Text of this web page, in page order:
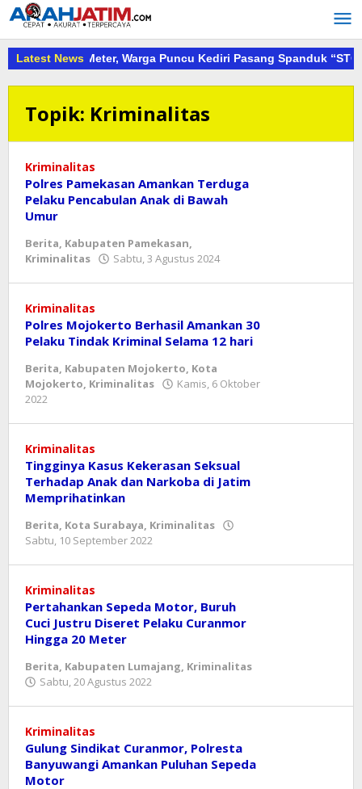
Lewati
ke
konten
Latest News
Capai 30 Meter, Warga Puncu Kediri Pasang Spanduk “STOP
Topik: Kriminalitas
Kriminalitas
Polres Pamekasan Amankan Terduga
Pelaku Pencabulan Anak di Bawah
Umur
Berita, Kabupaten Pamekasan,
Kriminalitas
Sabtu, 3 Agustus 2024
Kriminalitas
Polres Mojokerto Berhasil Amankan 30
Pelaku Tindak Kriminal Selama 12 hari
Berita, Kabupaten Mojokerto, Kota
Mojokerto, Kriminalitas
Kamis, 6 Oktober
2022
Kriminalitas
Tingginya Kasus Kekerasan Seksual
Terhadap Anak dan Narkoba di Jatim
Memprihatinkan
Berita, Kota Surabaya, Kriminalitas
Sabtu, 10 September 2022
Kriminalitas
Pertahankan Sepeda Motor, Buruh
Cuci Justru Diseret Pelaku Curanmor
Hingga 20 Meter
Berita, Kabupaten Lumajang, Kriminalitas
Sabtu, 20 Agustus 2022
Kriminalitas
Gulung Sindikat Curanmor, Polresta
Banyuwangi Amankan Puluhan Sepeda
Motor